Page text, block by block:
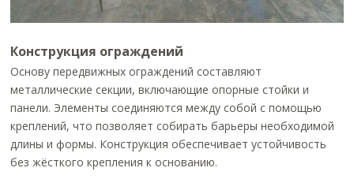
Конструкция ограждений
Основу передвижных ограждений составляют
металлические секции, включающие опорные стойки и
панели. Элементы соединяются между собой с помощью
креплений, что позволяет собирать барьеры необходимой
длины и формы. Конструкция обеспечивает устойчивость
без жёсткого крепления к основанию.